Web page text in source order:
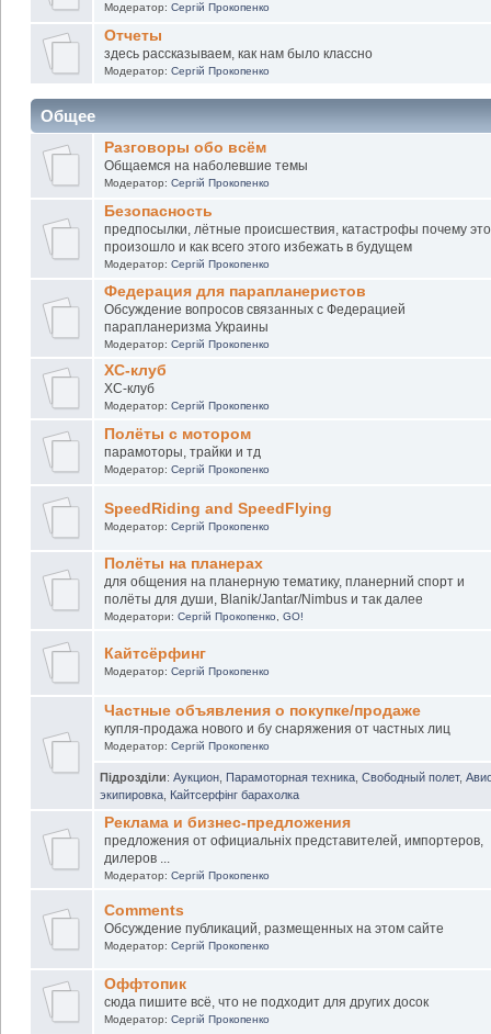
Модератор: Сергій Прокопенко
Отчеты
здесь рассказываем, как нам было классно
Модератор: Сергій Прокопенко
Общее
Разговоры обо всём
Общаемся на наболевшие темы
Модератор: Сергій Прокопенко
Безопасность
предпосылки, лётные происшествия, катастрофы почему это
произошло и как всего этого избежать в будущем
Модератор: Сергій Прокопенко
Федерация для парапланеристов
Обсуждение вопросов связанных с Федерацией
парапланеризма Украины
Модератор: Сергій Прокопенко
XC-клуб
XC-клуб
Модератор: Сергій Прокопенко
Полёты с мотором
парамоторы, трайки и тд
Модератор: Сергій Прокопенко
SpeedRiding and SpeedFlying
Модератор: Сергій Прокопенко
Полёты на планерах
для общения на планерную тематику, планерний спорт и
полёты для души, Blanik/Jantar/Nimbus и так далее
Модератори: Сергій Прокопенко, GO!
Кайтсёрфинг
Модератор: Сергій Прокопенко
Частные объявления о покупке/продаже
купля-продажа нового и бу снаряжения от частных лиц
Модератор: Сергій Прокопенко
Підрозділи: Аукцион Парамоторная техника Свободный полет,
экипировка
Кайтсерфінг барахолка
Реклама и бизнес-предложения
предложения от официальніх представителей, импортеров,
дилеров ...
Модератор: Сергій Прокопенко
Comments
Обсуждение публикаций, размещенных на этом сайте
Модератор: Сергій Прокопенко
Оффтопик
сюда пишите всё, что не подходит для других досок
Модератор: Сергій Прокопенко